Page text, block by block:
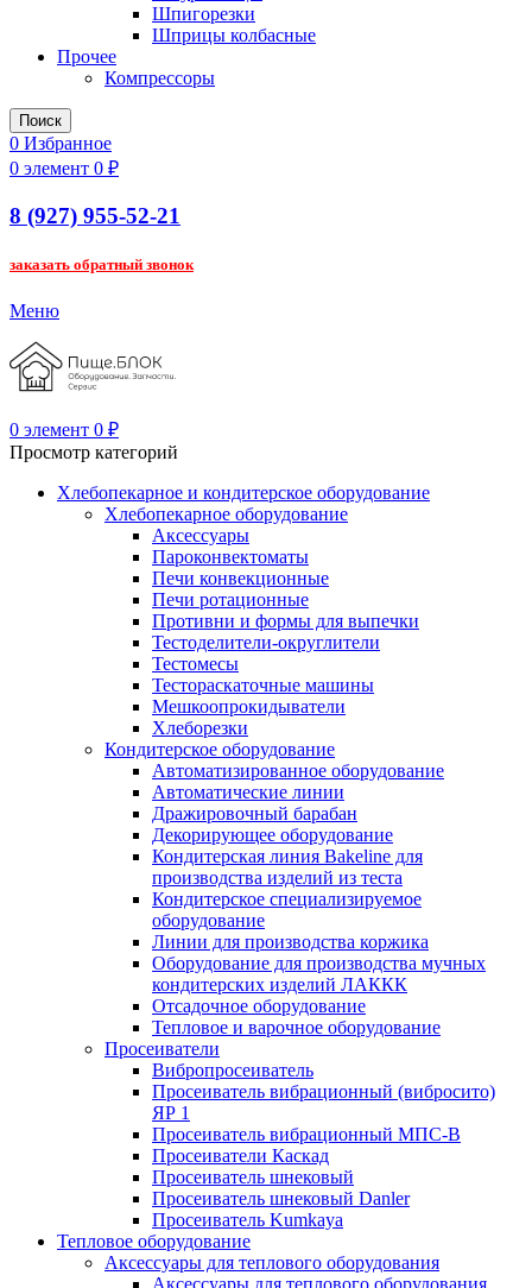
Шпигорезки
Шприцы колбасные
Прочее
Компрессоры
Поиск
0 Избранное
0 элемент 0 ₽
8 (927) 955-52-21
заказать обратный звонок
Меню
0 элемент 0 ₽
Просмотр категорий
Хлебопекарное и кондитерское оборудование
Хлебопекарное оборудование
Аксессуары
Пароконвектоматы
Печи конвекционные
Печи ротационные
Противни и формы для выпечки
Тестоделители-округлители
Тестомесы
Тестораскаточные машины
Мешкоопрокидыватели
Хлеборезки
Кондитерское оборудование
Автоматизированное оборудование
Автоматические линии
Дражировочный барабан
Декорирующее оборудование
Кондитерская линия Bakeline для
производства изделий из теста
Кондитерское специализируемое
оборудование
Линии для производства коржика
Оборудование для производства мучных
кондитерских изделий ЛАККК
Отсадочное оборудование
Тепловое и варочное оборудование
Просеиватели
Вибропросеиватель
Просеиватель вибрационный (вибросито)
ЯР 1
Просеиватель вибрационный МПС-В
Просеиватели Каскад
Просеиватель шнековый
Просеиватель шнековый Danler
Просеиватель Kumkaya
Тепловое оборудование
Аксессуары для теплового оборудования
Аксессуары для теплового оборудования